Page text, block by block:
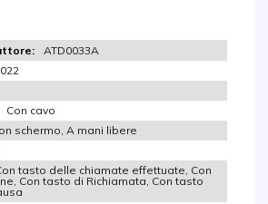
ATD0033A
Con cavo
schermo, A mani libere
tasto delle chiamate effettuate, Con
Con tasto di Richiamata, Con tasto